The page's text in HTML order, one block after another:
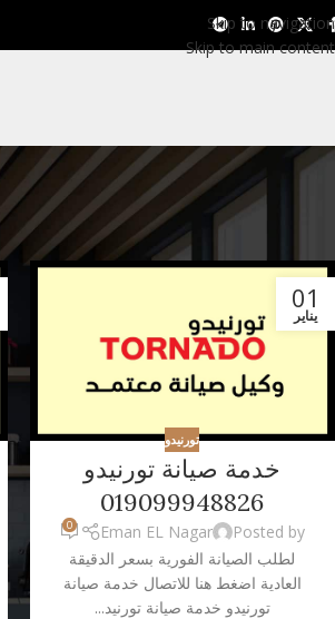
Skip to navigation
Skip to main content
01
يناير
تورنيدو
خدمة صيانة تورنيدو
019099948826
Posted by
Eman EL Nagar
0
لطلب الصيانة الفورية بسعر الدقيقة
العادية اضغط هنا للاتصال خدمة صيانة
تورنيدو خدمة صيانة تورنيد...